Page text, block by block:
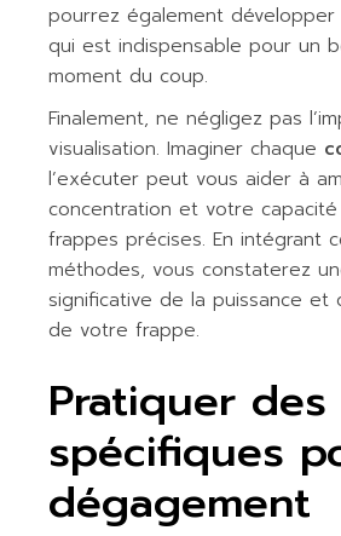
pourrez également
qui est indispensable pour un
moment du coup.
Finalement, ne négligez pas
visualisation. Imaginer chaque
l’exécuter peut vous aider à
concentration et votre
frappes précises. En intégrant
méthodes, vous constaterez
significative de la puissance et
de votre frappe.
Pratiquer
spécifiques
dégagement